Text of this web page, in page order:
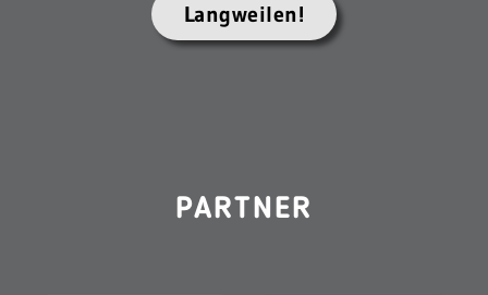
Langweilen!
PARTNER